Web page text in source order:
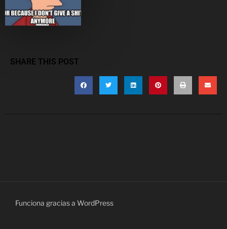
SHARE THIS POST
Funciona gracias a WordPress